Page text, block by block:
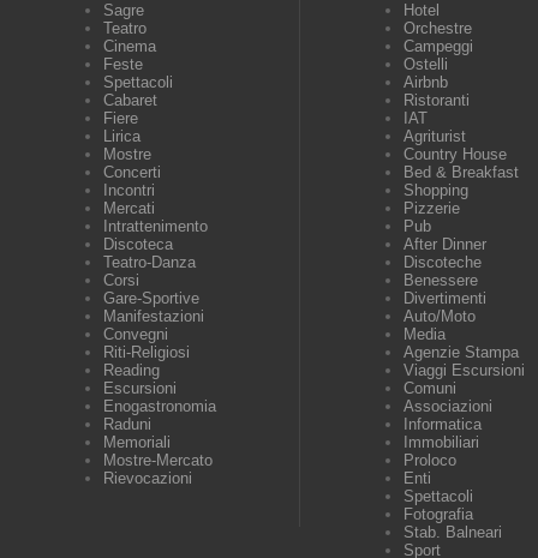
Sagre
Teatro
Cinema
Feste
Spettacoli
Cabaret
Fiere
Lirica
Mostre
Concerti
Incontri
Mercati
Intrattenimento
Discoteca
Teatro-Danza
Corsi
Gare-Sportive
Manifestazioni
Convegni
Riti-Religiosi
Reading
Escursioni
Enogastronomia
Raduni
Memoriali
Mostre-Mercato
Rievocazioni
Hotel
Orchestre
Campeggi
Ostelli
Airbnb
Ristoranti
IAT
Agriturist
Country House
Bed & Breakfast
Shopping
Pizzerie
Pub
After Dinner
Discoteche
Benessere
Divertimenti
Auto/Moto
Media
Agenzie Stampa
Viaggi Escursioni
Comuni
Associazioni
Informatica
Immobiliari
Proloco
Enti
Spettacoli
Fotografia
Stab. Balneari
Sport